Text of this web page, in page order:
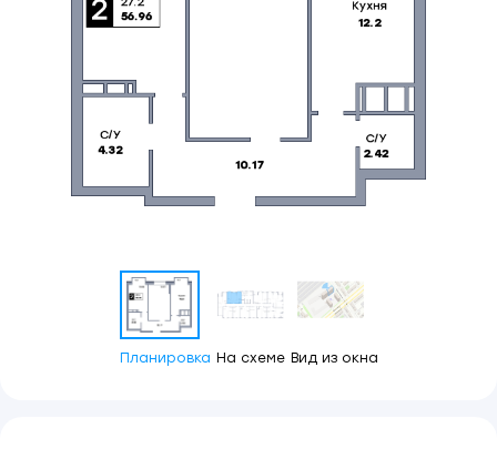
Планировка На схеме Вид из окна